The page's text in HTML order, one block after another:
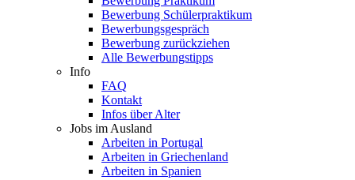
Bewerbung Schülerpraktikum
Bewerbungsgespräch
Bewerbung zurückziehen
Alle Bewerbungstipps
Info
FAQ
Kontakt
Infos über Alter
Jobs im Ausland
Arbeiten in Portugal
Arbeiten in Griechenland
Arbeiten in Spanien